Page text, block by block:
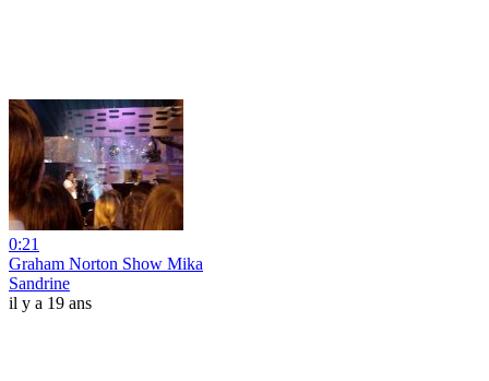
0:21
Graham Norton Show Mika
Sandrine
il y a 19 ans